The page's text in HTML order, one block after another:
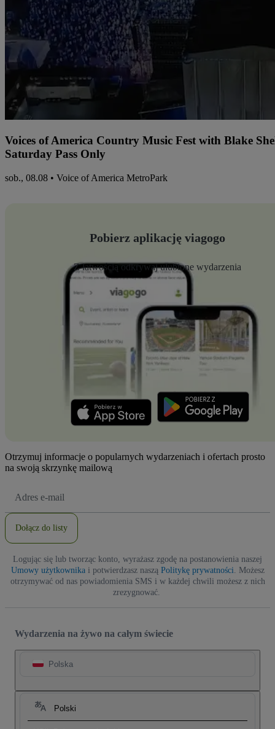
Voices of America Country Music Fest with Blake
Saturday Pass Only
sob., 08.08 • Voice of America MetroPark
Pobierz aplikację viagogo
Z łatwością odkrywaj ulubione wydarzenia
Otrzymuj informacje o popularnych wydarzeniach i ofertach prosto
na swoją skrzynkę mailową
e-
Dołącz do listy
Logując się lub tworząc konto, wyrażasz zgodę na postanowienia naszej
Umowy użytkownikai potwierdzasz naszą Politykę prywatności . Możesz
otrzymywać od nas powiadomienia SMS i w każdej chwili możesz z nich
zrezygnować.
Wydarzenia na żywo na całym świecie
Polska
Polski